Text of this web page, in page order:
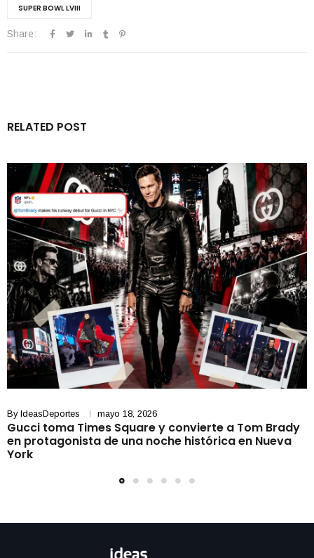
SUPER BOWL LVIII
Share:
RELATED POST
By IdeasDeportes mayo 18, 2026
Gucci toma Times Square y convierte a Tom Brady
en protagonista de una noche histórica en Nueva
York